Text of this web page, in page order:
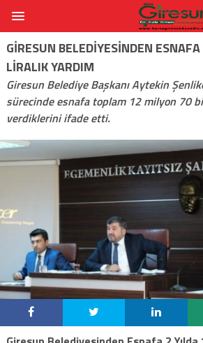
GIRESUN BELEDIYESINDEN
LIRALIK YARDIM
Giresun Belediye Başkanı Aytekin
sürecinde esnafa toplam 12 milyon 70
verdiklerini ifade etti.